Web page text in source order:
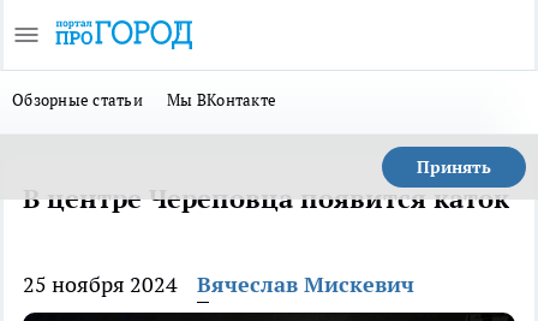
Обзорные статьи Мы ВКонтакте
Принять
В центре Череповца появится каток
25 ноября 2024 Вячеслав Мискевич